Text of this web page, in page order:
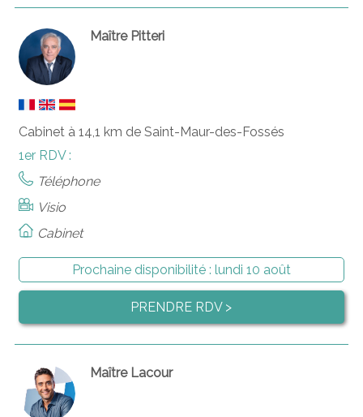
Maître Pitteri
Cabinet à 14,1 km de Saint-Maur-des-Fossés
1er RDV :
Téléphone
Visio
Cabinet
Prochaine disponibilité : lundi 10 août
PRENDRE RDV >
Maître Lacour